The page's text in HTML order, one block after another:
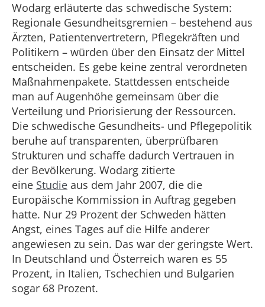
Wodarg erläuterte das schwedische System:
Regionale Gesundheitsgremien – bestehend aus
Ärzten, Patientenvertretern, Pflegekräften und
Politikern – würden über den Einsatz der Mittel
entscheiden. Es gebe keine zentral verordneten
Maßnahmenpakete. Stattdessen entscheide
man auf Augenhöhe gemeinsam über die
Verteilung und Priorisierung der Ressourcen.
Die schwedische Gesundheits- und Pflegepolitik
beruhe auf transparenten, überprüfbaren
Strukturen und schaffe dadurch Vertrauen in
der Bevölkerung. Wodarg zitierte
eine Studie aus dem Jahr 2007, die die
Europäische Kommission in Auftrag gegeben
hatte. Nur 29 Prozent der Schweden hätten
Angst, eines Tages auf die Hilfe anderer
angewiesen zu sein. Das war der geringste Wert.
In Deutschland und Österreich waren es 55
Prozent, in Italien, Tschechien und Bulgarien
sogar 68 Prozent.